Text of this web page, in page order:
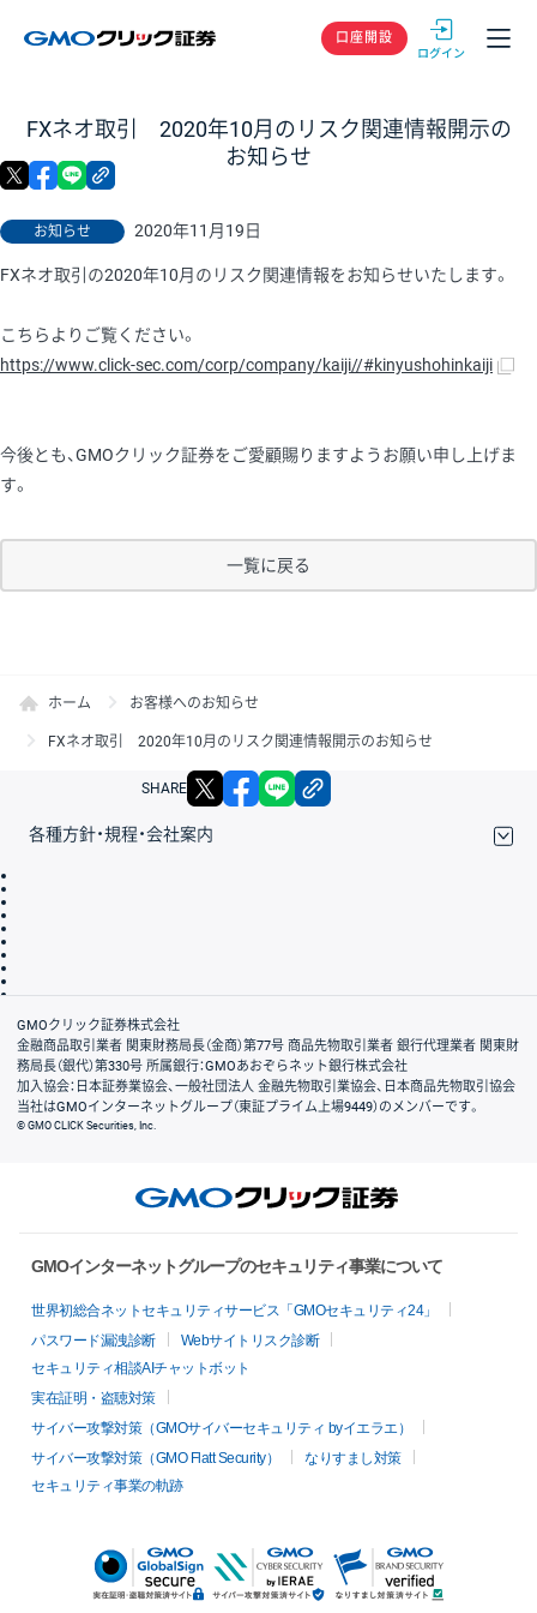
GMOクリック
口座開設
FXネオ取引 2020年10月のリスク関連情報開示の
お知らせ
お知らせ 2020年11月19日
X facebook
FXネオ取引の2020年10月のリスク関連情報をお知らせいたします。
こちらよりご覧ください。
https://www.click-sec.com/corp/company/kaiji//#kinyushohinkaiji
今後とも、GMOクリック証券をご愛顧賜りますようお願い申し上げま
す。
一覧に戻る
ホーム お客様へのお知らせ
FXネオ取引 2020年10月のリスク関連情報開示のお知らせ
SHARE X facebook
各種方針・規程・会社案内
会社案内
GMOクリック証券株式会社
金融商品取引業者 関東財務局長（金商）第77号 商品先物取引業者 銀行代理業者 関東財
務局長（銀代）第330号 所属銀行：GMOあおぞらネット銀行株式会社
加入協会：日本証券業協会、一般社団法人 金融先物取引業協会、日本商品先物取引協会
当社はGMOインターネットグループ（東証プライム上場9449）のメンバーです。
© GMO CLICK Securities, Inc.
GMOインターネットグループのセキュリティ事業について
世界初総合ネットセキュリティサービス「GMOセキュリティ24」
パスワード漏洩診断
Webサイトリスク診断
セキュリティ相談AIチャットボット
実在証明・盗聴対策
サイバー攻撃対策（GMOサイバーセキュリティ byイエラエ）
サイバー攻撃対策（GMO Flatt Security）
なりすまし対策
セキュリティ事業の軌跡